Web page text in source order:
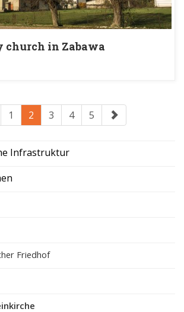
in Zabawa
1 2 3 4 5
Infrastruktur
Friedhof